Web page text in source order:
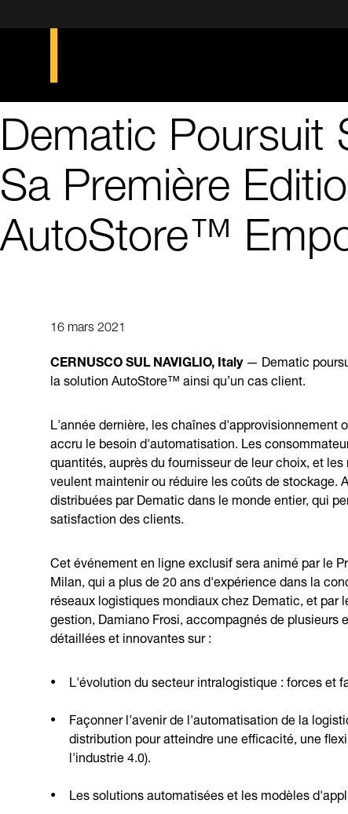
Dematic Poursuit
Sa Première
AutoStore™
16 mars 2021
CERNUSCO SUL NAVIGLIO, Italy— Dematic
la solution AutoStore™ ainsi qu’un cas client.
L'année dernière, les chaînes d'approvisionnement
accru le besoin d'automatisation. Les
quantités, auprès du fournisseur de leur choix, et
veulent maintenir ou réduire les coûts de
distribuées par Dematic dans le monde entier, qui
satisfaction des clients.
Cet événement en ligne exclusif sera animé par le
Milan, qui a plus de 20 ans d'expérience dans la
réseaux logistiques mondiaux chez Dematic, et
gestion, Damiano Frosi, accompagnés de
détaillées et innovantes sur :
L'évolution du secteur intralogistique : forces et
Façonner l'avenir de l'automatisation de la
distribution pour atteindre une efficacité, une
l'industrie 4.0).
Les solutions automatisées et les modèles